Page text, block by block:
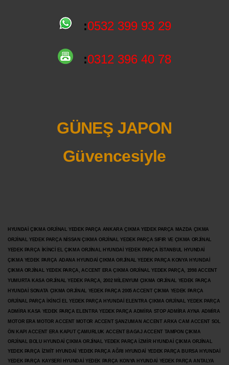
:0532 399 93 29
:0312 396 40 78
GÜNEŞ JAPON
Güvencesiyle
HYUNDAİ ÇIKMA ORJİNAL YEDEK PARÇA ANKARA ÇIKMA YEDEK PARÇA MAZDA ÇIKMA
ORJİNAL YEDEK PARÇA NİSSAN ÇIKMA ORJİNAL YEDEK PARÇA SIFIR VE ÇIKMA ORJİNAL
YEDEK PARÇA İKİNCİ EL ÇIKMA ORJİNAL HYUNDAİ YEDEK PARÇA İSTANBUL HYUNDAİ
ÇIKMA YEDEK PARÇA ADANA HYUNDAİ ÇIKMA ORJİNAL YEDEK PARÇA KONYA HYUNDAİ
ÇIKMA ORJİNAL YEDEK PARÇA, ACCENT ERA ÇIKMA ORJİNAL YEDEK PARÇA, 1998 ACCENT
YUMURTA KASA ORJİNAL YEDEK PARÇA, 2002 MİLENYUM ÇIKMA ORJİNAL YEDEK PARÇA
HYUNDAİ SONATA ÇIKMA ORJİNAL YEDEK PARÇA 2005 ACCENT ÇIKMA YEDEK PARÇA
ORJİNAL PARÇA İKİNCİ EL YEDEK PARÇA HYUNDAİ ELENTRA ÇIKMA ORJİNAL YEDEK PARÇA
ADMİRA KASA YEDEK PARÇA ELENTRA YEDEK PARÇA ADMİRA STOP ADMİRA AYNA ADMİRA
MOTOR ERA MOTOR ACCENT MOTOR ACCENT ŞANZUMAN ACCENT ARKA CAM ACCENT SOL
ÖN KAPI ACCENT ERA KAPUT ÇAMURLUK ACCENT BAGAJ ACCENT TAMPON ÇIKMA
ORJİNAL BOLU HYUNDAİ ÇIKMA ORJİNAL YEDEK PARÇA İZMİR HYUNDAİ ÇIKMA ORJİNAL
YEDEK PARÇA İZMİT HYUNDAİ YEDEK PARÇA AĞRI HYUNDAİ YEDEK PARÇA BURSA HYUNDAİ
YEDEK PARÇA KAYSERİ HYUNDAİ YEDEK PARÇA KONYA HYUNDAİ YEDEK PARÇA ANTALYA